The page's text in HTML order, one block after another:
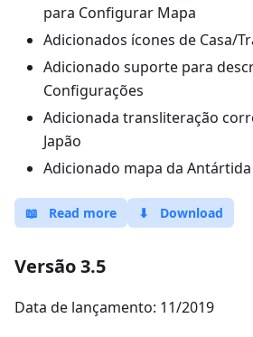
para Configurar Mapa
Adicionados ícones de Casa/
Adicionado suporte para
Configurações
Adicionada transliteração
Japão
Adicionado mapa da Antártida
📖 Read more ⬇ Download
Versão 3.5
Data de lançamento: 11/2019